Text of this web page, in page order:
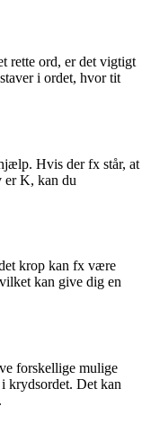
rette ord, er det vigtigt
i ordet, hvor tit
Hvis der fx står, at
er K, kan du
krop kan fx være
kan give dig en
forskellige mulige
krydsordet. Det kan